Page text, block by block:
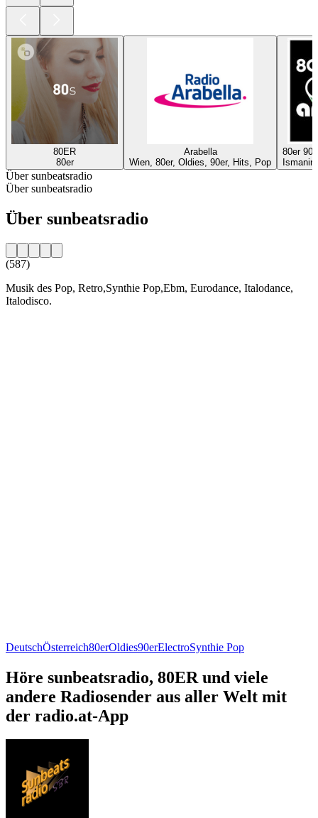
80ER
80er
Arabella
Wien, 80er, Oldies, 90er, Hits, Pop
80er
Über sunbeatsradio
Über sunbeatsradio
Über sunbeatsradio
(587)
Musik des Pop, Retro,Synthie Pop,Ebm, Eurodance, Italodance,
Italodisco.
DeutschÖsterreich80erOldies90erElectroSynthie Pop
Höre sunbeatsradio, 80ER und viele
andere Radiosender aus aller Welt mit
der radio.at-App